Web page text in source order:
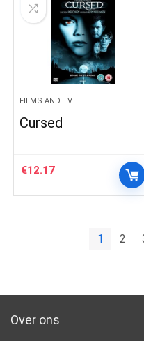
FILMS AND TV
Cursed
€12.17
1 2
Over ons